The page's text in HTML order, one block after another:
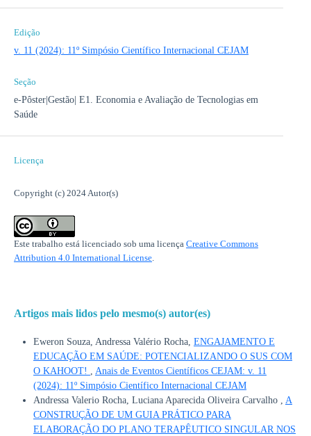
Edição
v. 11 (2024): 11º Simpósio Científico Internacional CEJAM
Seção
e-Pôster|Gestão| E1. Economia e Avaliação de Tecnologias em
Saúde
Licença
Copyright (c) 2024 Autor(s)
Este trabalho está licenciado sob uma licença Creative Commons
Attribution 4.0 International License.
Artigos mais lidos pelo mesmo(s) autor(es)
Eweron Souza, Andressa Valério Rocha, ENGAJAMENTO E
EDUCAÇÃO EM SAÚDE: POTENCIALIZANDO O SUS COM
O KAHOOT!
Anais de Eventos Científicos CEJAM: v. 11
(2024): 11º Simpósio Científico Internacional CEJAM
Andressa Valerio Rocha, Luciana Aparecida Oliveira Carvalho , A
CONSTRUÇÃO DE UM GUIA PRÁTICO PARA
ELABORAÇÃO DO PLANO TERAPÊUTICO SINGULAR NOS